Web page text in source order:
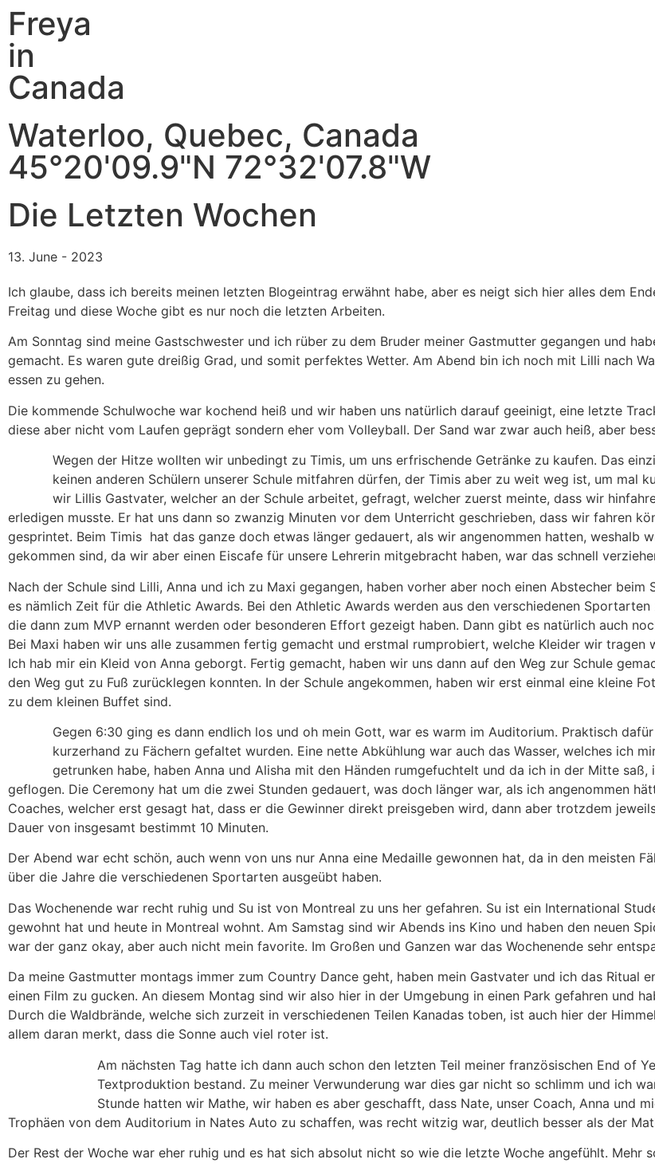
Freya
in
Canada
Waterloo, Quebec, Canada
45°20'09.9"N 72°32'07.8"W
Die Letzten Wochen
13. June - 2023
Ich glaube, dass ich bereits meinen letzten Blogeintrag erwähnt habe, aber es neigt sich hier alles dem
Freitag und diese Woche gibt es nur noch die letzten Arbeiten.
Am Sonntag sind meine Gastschwester und ich rüber zu dem Bruder meiner Gastmutter gegangen und
gemacht. Es waren gute dreißig Grad, und somit perfektes Wetter. Am Abend bin ich noch mit Lilli nach
essen zu gehen.
Die kommende Schulwoche war kochend heiß und wir haben uns natürlich darauf geeinigt, eine letzte
diese aber nicht vom Laufen geprägt sondern eher vom Volleyball. Der Sand war zwar auch heiß, aber
Wegen der Hitze wollten wir unbedingt zu Timis, um uns erfrischende Getränke zu kaufen. Das
keinen anderen Schülern unserer Schule mitfahren dürfen, der Timis aber zu weit weg ist, um mal
wir Lillis Gastvater, welcher an der Schule arbeitet, gefragt, welcher zuerst meinte, dass wir
erledigen musste. Er hat uns dann so zwanzig Minuten vor dem Unterricht geschrieben, dass wir fahren
gesprintet. Beim Timis hat das ganze doch etwas länger gedauert, als wir angenommen hatten, weshalb
gekommen sind, da wir aber einen Eiscafe für unsere Lehrerin mitgebracht haben, war das schnell
Nach der Schule sind Lilli, Anna und ich zu Maxi gegangen, haben vorher aber noch einen Abstecher beim
es nämlich Zeit für die Athletic Awards. Bei den Athletic Awards werden aus den verschiedenen
die dann zum MVP ernannt werden oder besonderen Effort gezeigt haben. Dann gibt es natürlich auch
Bei Maxi haben wir uns alle zusammen fertig gemacht und erstmal rumprobiert, welche Kleider wir tragen
Ich hab mir ein Kleid von Anna geborgt. Fertig gemacht, haben wir uns dann auf den Weg zur Schule
den Weg gut zu Fuß zurücklegen konnten. In der Schule angekommen, haben wir erst einmal eine kleine
zu dem kleinen Buffet sind.
Gegen 6:30 ging es dann endlich los und oh mein Gott, war es warm im Auditorium. Praktisch
kurzerhand zu Fächern gefaltet wurden. Eine nette Abkühlung war auch das Wasser, welches ich
getrunken habe, haben Anna und Alisha mit den Händen rumgefuchtelt und da ich in der Mitte saß,
geflogen. Die Ceremony hat um die zwei Stunden gedauert, was doch länger war, als ich angenommen
Coaches, welcher erst gesagt hat, dass er die Gewinner direkt preisgeben wird, dann aber trotzdem
Dauer von insgesamt bestimmt 10 Minuten.
Der Abend war echt schön, auch wenn von uns nur Anna eine Medaille gewonnen hat, da in den meisten
über die Jahre die verschiedenen Sportarten ausgeübt haben.
Das Wochenende war recht ruhig und Su ist von Montreal zu uns her gefahren. Su ist ein International
gewohnt hat und heute in Montreal wohnt. Am Samstag sind wir Abends ins Kino und haben den neuen
war der ganz okay, aber auch nicht mein favorite. Im Großen und Ganzen war das Wochenende sehr
Da meine Gastmutter montags immer zum Country Dance geht, haben mein Gastvater und ich das Ritual
einen Film zu gucken. An diesem Montag sind wir also hier in der Umgebung in einen Park gefahren und
Durch die Waldbrände, welche sich zurzeit in verschiedenen Teilen Kanadas toben, ist auch hier der
allem daran merkt, dass die Sonne auch viel roter ist.
Am nächsten Tag hatte ich dann auch schon den letzten Teil meiner französischen End of
Textproduktion bestand. Zu meiner Verwunderung war dies gar nicht so schlimm und ich
Stunde hatten wir Mathe, wir haben es aber geschafft, dass Nate, unser Coach, Anna und
Trophäen von dem Auditorium in Nates Auto zu schaffen, was recht witzig war, deutlich besser als der
Der Rest der Woche war eher ruhig und es hat sich absolut nicht so wie die letzte Woche angefühlt. Mehr